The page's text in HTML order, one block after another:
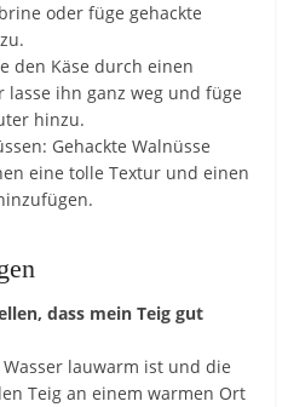
oder füge gehackte
den Käse durch einen
lasse ihn ganz weg und füge
hinzu.
Gehackte Walnüsse
eine tolle Textur und einen
dass mein Teig gut
lauwarm ist und die
Teig an einem warmen Ort